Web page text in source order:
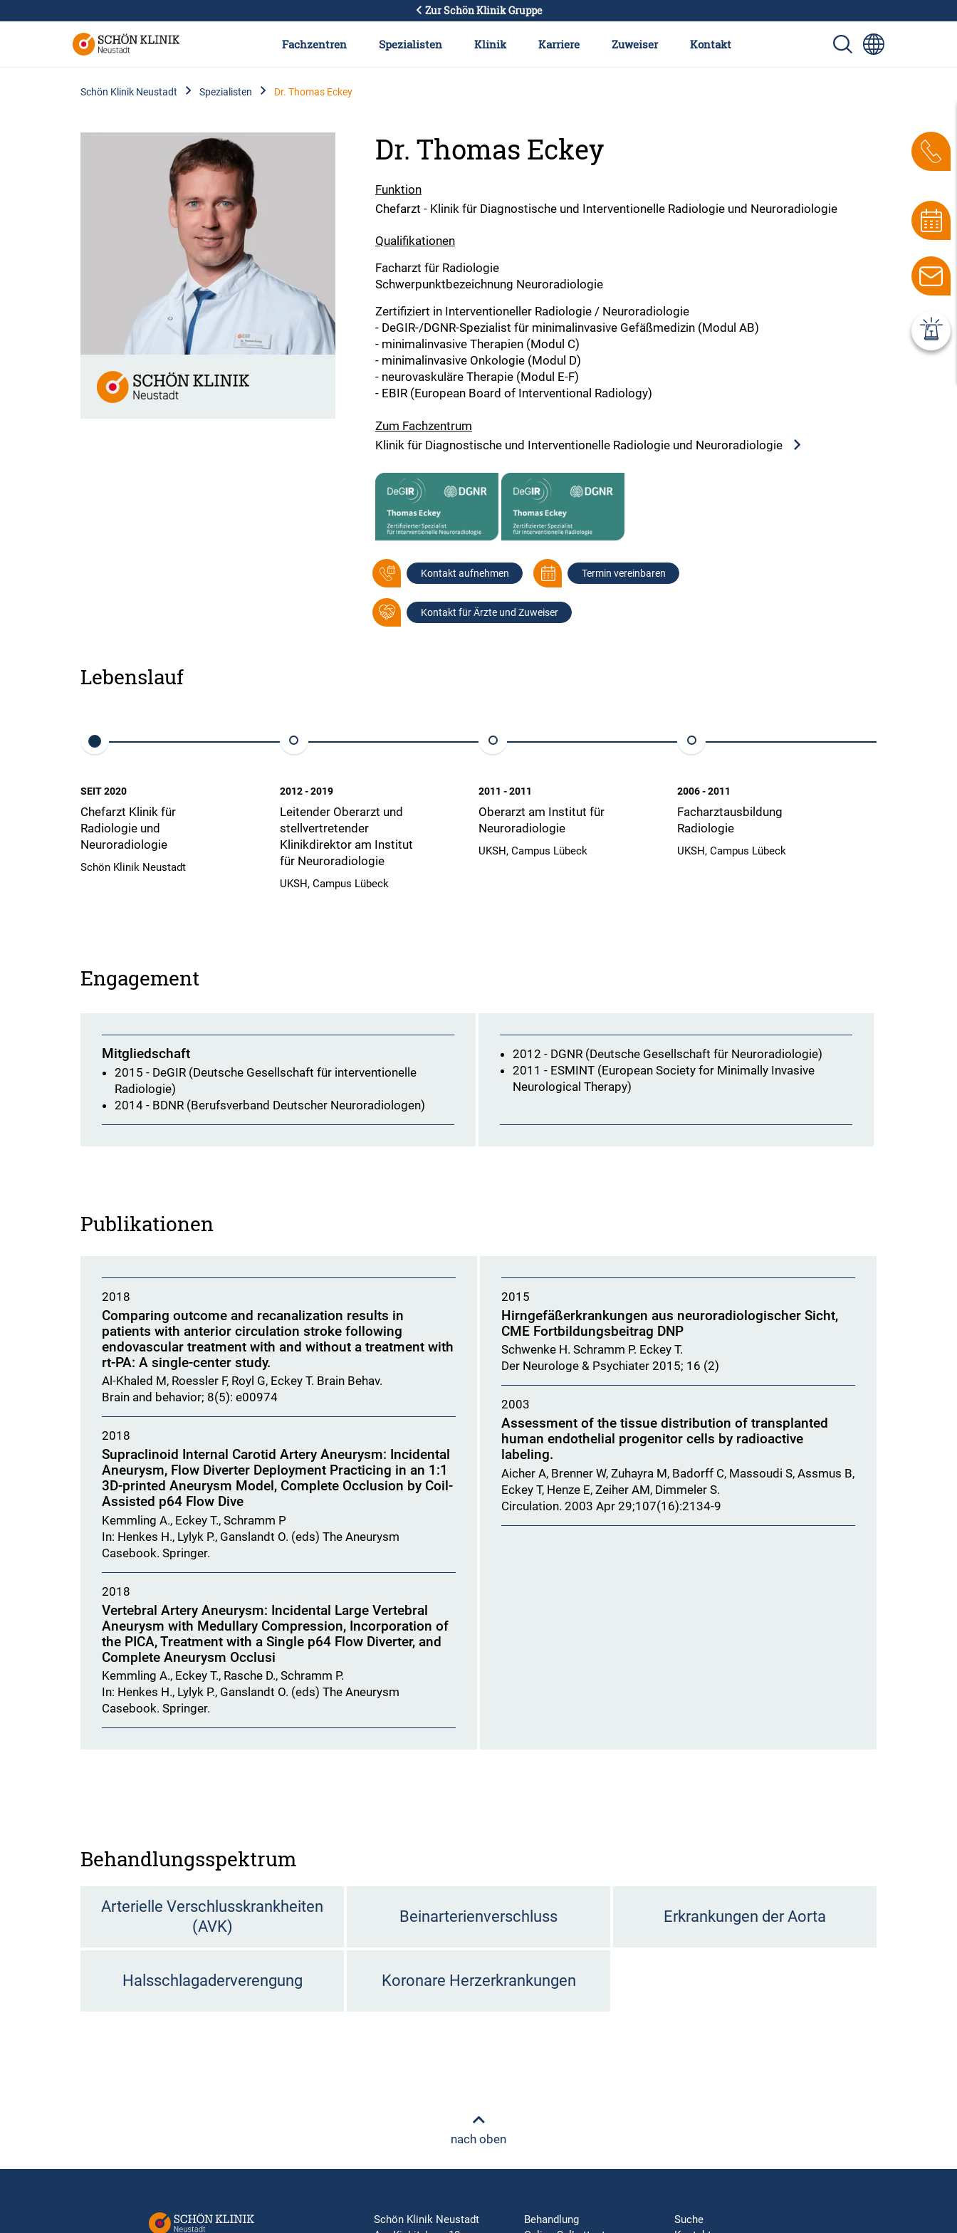
Zur Schön Klinik Gruppe
Fachzentren Spezialisten Klinik Karriere Zuweiser Kontakt
Schön Klinik Neustadt Spezialisten Dr. Thomas Eckey
Dr. Thomas Eckey
Funktion
Chefarzt - Klinik für Diagnostische und Interventionelle Radiologie und Neuroradiologie
Qualifikationen
Facharzt für Radiologie
Schwerpunktbezeichnung Neuroradiologie
Zertifiziert in Interventioneller Radiologie / Neuroradiologie
- DeGIR-/DGNR-Spezialist für minimalinvasive Gefäßmedizin (Modul AB)
- minimalinvasive Therapien (Modul C)
- minimalinvasive Onkologie (Modul D)
- neurovaskuläre Therapie (Modul E-F)
- EBIR (European Board of Interventional Radiology)
Zum Fachzentrum
Klinik für Diagnostische und Interventionelle Radiologie und Neuroradiologie
Kontakt aufnehmen Termin vereinbaren
Kontakt für Ärzte und Zuweiser
Lebenslauf
SEIT 2020
Chefarzt Klinik für
Radiologie und
Neuroradiologie
Schön Klinik Neustadt
2012 - 2019
Leitender Oberarzt und
stellvertretender
Klinikdirektor am Institut
für Neuroradiologie
UKSH, Campus Lübeck
2011 - 2011
Oberarzt am Institut für
Neuroradiologie
UKSH, Campus Lübeck
2006 - 2011
Facharztausbildung
Radiologie
UKSH, Campus Lübeck
Engagement
Mitgliedschaft
2015 - DeGIR (Deutsche Gesellschaft für interventionelle
Radiologie)
2014 - BDNR (Berufsverband Deutscher Neuroradiologen)
2012 - DGNR (Deutsche Gesellschaft für Neuroradiologie)
2011 - ESMINT (European Society for Minimally Invasive
Neurological Therapy)
Publikationen
2018
Comparing outcome and recanalization results in
patients with anterior circulation stroke following
endovascular treatment with and without a treatment with
rt-PA: A single-center study.
Al-Khaled M, Roessler F, Royl G, Eckey T. Brain Behav.
Brain and behavior; 8(5): e00974
2018
Supraclinoid Internal Carotid Artery Aneurysm: Incidental
Aneurysm, Flow Diverter Deployment Practicing in an 1:1
3D-printed Aneurysm Model, Complete Occlusion by Coil-
Assisted p64 Flow Dive
Kemmling A., Eckey T., Schramm P
In: Henkes H., Lylyk P., Ganslandt O. (eds) The Aneurysm
Casebook. Springer.
2018
Vertebral Artery Aneurysm: Incidental Large Vertebral
Aneurysm with Medullary Compression, Incorporation of
the PICA, Treatment with a Single p64 Flow Diverter, and
Complete Aneurysm Occlusi
Kemmling A., Eckey T., Rasche D., Schramm P.
In: Henkes H., Lylyk P., Ganslandt O. (eds) The Aneurysm
Casebook. Springer.
2015
Hirngefäßerkrankungen aus neuroradiologischer Sicht,
CME Fortbildungsbeitrag DNP
Schwenke H. Schramm P. Eckey T.
Der Neurologe & Psychiater 2015; 16 (2)
2003
Assessment of the tissue distribution of transplanted
human endothelial progenitor cells by radioactive
labeling.
Aicher A, Brenner W, Zuhayra M, Badorff C, Massoudi S, Assmus B,
Eckey T, Henze E, Zeiher AM, Dimmeler S.
Circulation. 2003 Apr 29;107(16):2134-9
Behandlungsspektrum
Arterielle Verschlusskrankheiten
(AVK)
Beinarterienverschluss Erkrankungen der Aorta
Halsschlagaderverengung Koronare Herzerkrankungen
nach oben
Schön Klinik Neustadt
Behandlung
Suche